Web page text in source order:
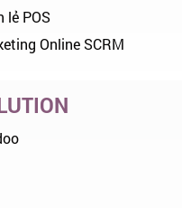
lẻ POS
Online SCRM